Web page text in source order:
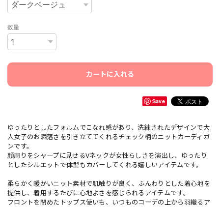
数量
カートに入れる
Save
ゆったりとしたフォルムでこなれ感があり、洗練されたデザインで大
人女子のお洒落さを引き立ててくれるチェック柄のニットカーディガ
ンです。
顔周りをシャープに見せるVネックが女性らしさを演出し、ゆったり
としたシルエットで体型もカバーしてくれる嬉しいアイテムです。
柔らかく暖かいニット素材で肌触りが良く、ふんわりとした着心地を
提供し、着用するたびに心地よさを感じられるアイテムです。
フロントを閉めたトップス使いも、いつものコーデの上から羽織るア